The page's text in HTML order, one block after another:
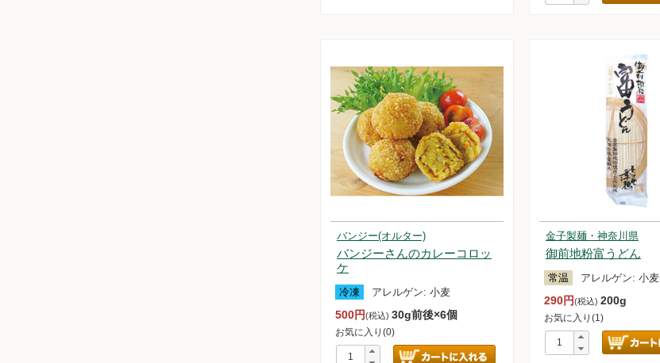
バンジー(オルター)
バンジーさんのカレーコロッ
ケ
冷凍 アレルゲン: 小麦
500円(税込) 30g前後×6個
お気に入り(0)
金子製麺・神奈川県
御前地粉富うどん
常温 アレルゲン: 小麦
290円(税込) 200g
お気に入り(1)